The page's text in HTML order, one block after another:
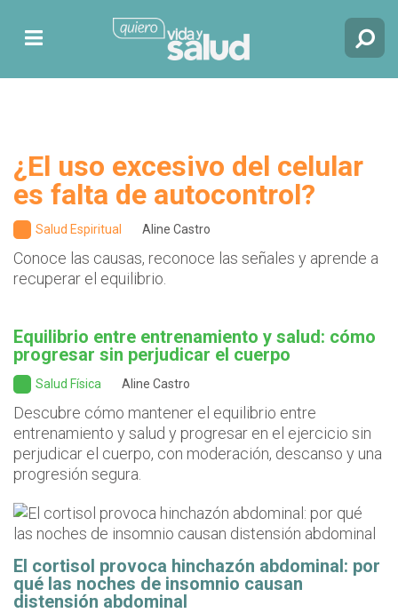
¿El uso excesivo del celular
es falta de autocontrol?
Salud Espiritual Aline Castro
Conoce las causas, reconoce las señales y aprende a
recuperar el equilibrio.
Equilibrio entre entrenamiento y salud: cómo
progresar sin perjudicar el cuerpo
Salud Física Aline Castro
Descubre cómo mantener el equilibrio entre
entrenamiento y salud y progresar en el ejercicio sin
perjudicar el cuerpo, con moderación, descanso y una
progresión segura.
El cortisol provoca hinchazón abdominal: por
qué las noches de insomnio causan
distensión abdominal